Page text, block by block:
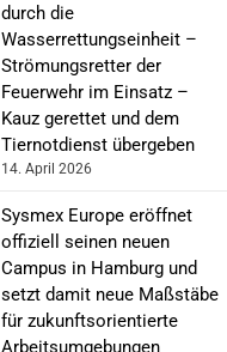
durch die
Wasserrettungseinheit –
Strömungsretter der
Feuerwehr im Einsatz –
Kauz gerettet und dem
Tiernotdienst übergeben
14. April 2026
Sysmex Europe eröffnet
offiziell seinen neuen
Campus in Hamburg und
setzt damit neue Maßstäbe
für zukunftsorientierte
Arbeitsumgebungen